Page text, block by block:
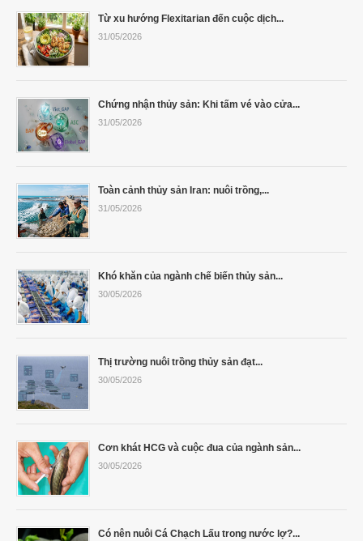
Cá Sủ Đất Giống Chất Lượng
Giống Cá Mú Lai Đen Chất Lượng
Giải Trí
Chính Sách Bảo Mật
Từ xu hướng Flexitarian đến cuộc dịch...
31/05/2026
Chứng nhận thủy sản: Khi tấm vé vào cửa...
31/05/2026
Toàn cảnh thủy sản Iran: nuôi trồng,...
31/05/2026
Khó khăn của ngành chế biến thủy sản...
30/05/2026
Thị trường nuôi trồng thủy sản đạt...
30/05/2026
Cơn khát HCG và cuộc đua của ngành sản...
30/05/2026
Có nên nuôi Cá Chạch Lấu trong nước lợ?...